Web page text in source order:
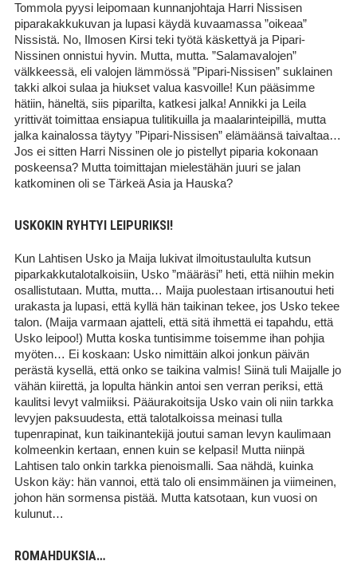
Tommola pyysi leipomaan kunnanjohtaja Harri Nissisen
piparakakkukuvan ja lupasi käydä kuvaamassa ”oikeaa”
Nissistä. No, Ilmosen Kirsi teki työtä käskettyä ja Pipari-
Nissinen onnistui hyvin. Mutta, mutta. ”Salamavalojen”
välkkeessä, eli valojen lämmössä ”Pipari-Nissisen” suklainen
takki alkoi sulaa ja hiukset valua kasvoille! Kun pääsimme
hätiin, häneltä, siis piparilta, katkesi jalka! Annikki ja Leila
yrittivät toimittaa ensiapua tulitikuilla ja maalarinteipillä, mutta
jalka kainalossa täytyy ”Pipari-Nissisen” elämäänsä taivaltaa…
Jos ei sitten Harri Nissinen ole jo pistellyt piparia kokonaan
poskeensa? Mutta toimittajan mielestähän juuri se jalan
katkominen oli se Tärkeä Asia ja Hauska?
USKOKIN RYHTYI LEIPURIKSI!
Kun Lahtisen Usko ja Maija lukivat ilmoitustaululta kutsun
piparkakkutalotalkoisiin, Usko ”määräsi” heti, että niihin mekin
osallistutaan. Mutta, mutta… Maija puolestaan irtisanoutui heti
urakasta ja lupasi, että kyllä hän taikinan tekee, jos Usko tekee
talon. (Maija varmaan ajatteli, että sitä ihmettä ei tapahdu, että
Usko leipoo!) Mutta koska tuntisimme toisemme ihan pohjia
myöten… Ei koskaan: Usko nimittäin alkoi jonkun päivän
perästä kysellä, että onko se taikina valmis! Siinä tuli Maijalle jo
vähän kiirettä, ja lopulta hänkin antoi sen verran periksi, että
kaulitsi levyt valmiiksi. Pääurakoitsija Usko vain oli niin tarkka
levyjen paksuudesta, että talotalkoissa meinasi tulla
tupenrapinat, kun taikinantekijä joutui saman levyn kaulimaan
kolmeenkin kertaan, ennen kuin se kelpasi! Mutta niinpä
Lahtisen talo onkin tarkka pienoismalli. Saa nähdä, kuinka
Uskon käy: hän vannoi, että talo oli ensimmäinen ja viimeinen,
johon hän sormensa pistää. Mutta katsotaan, kun vuosi on
kulunut…
ROMAHDUKSIA…